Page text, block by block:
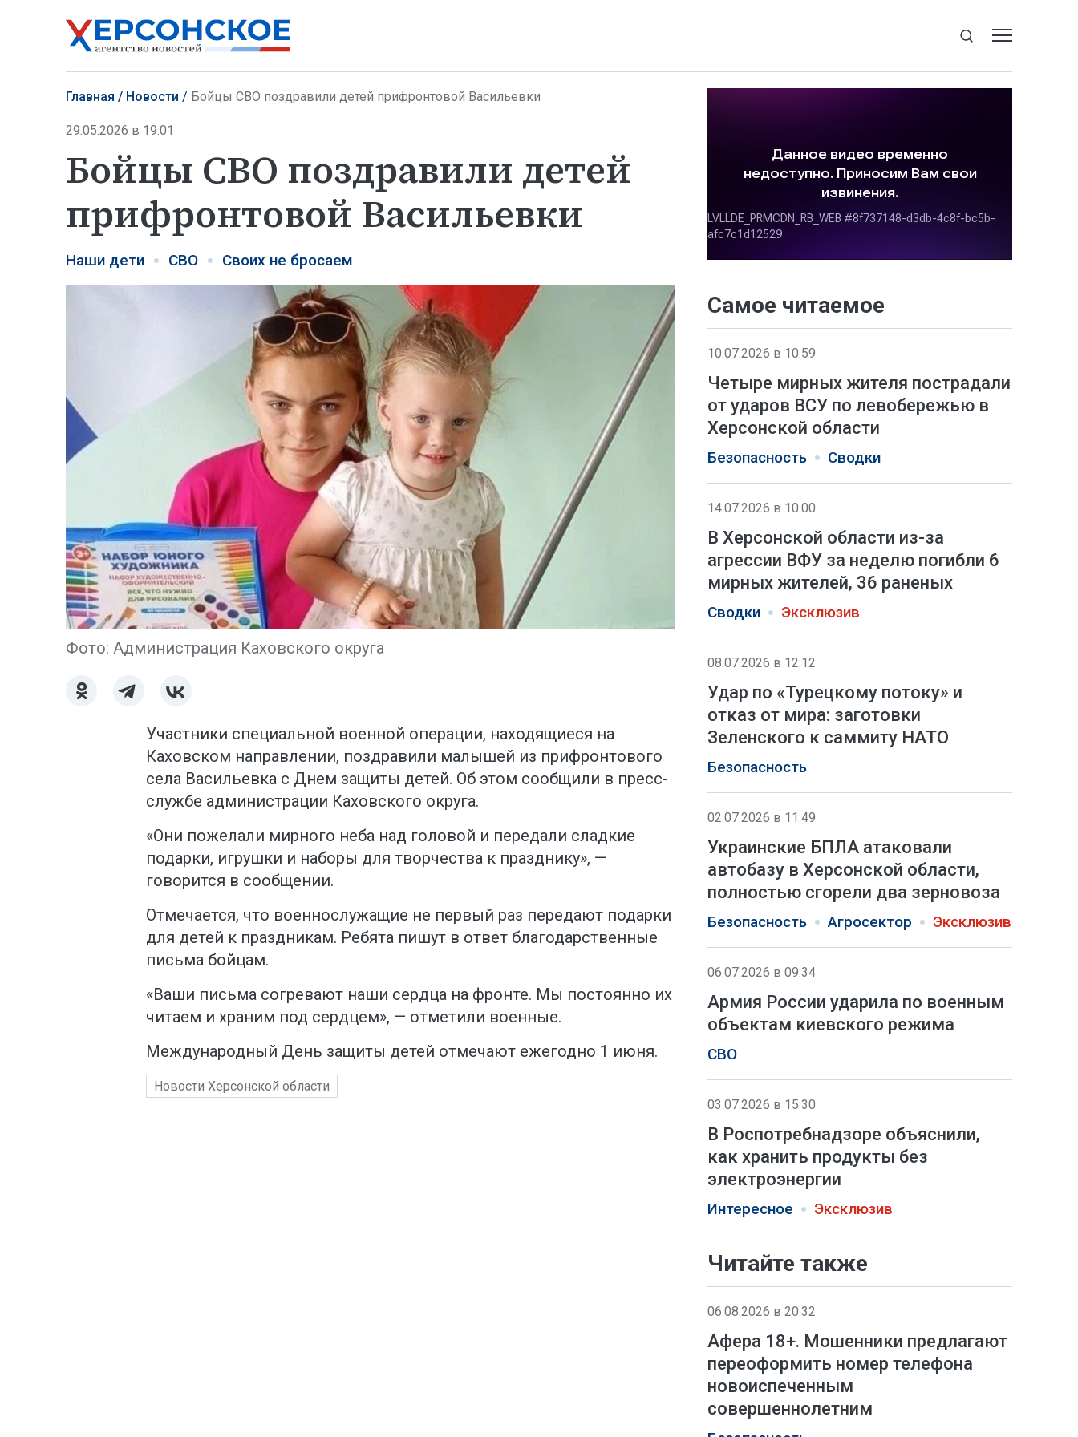
Главная Новости Бойцы СВО поздравили детей прифронтовой Васильевки
29.05.2026 в 19:01
Бойцы СВО поздравили детей
прифронтовой Васильевки
Наши дети СВО Своих не бросаем
Фото: Администрация Каховского округа
Участники специальной военной операции, находящиеся на
Каховском направлении, поздравили малышей из прифронтового
села Васильевка с Днем защиты детей. Об этом сообщили в пресс-
службе администрации Каховского округа.
«Они пожелали мирного неба над головой и передали сладкие
подарки, игрушки и наборы для творчества к празднику», —
говорится в сообщении.
Отмечается, что военнослужащие не первый раз передают подарки
для детей к праздникам. Ребята пишут в ответ благодарственные
письма бойцам.
«Ваши письма согревают наши сердца на фронте. Мы постоянно их
читаем и храним под сердцем», — отметили военные.
Международный День защиты детей отмечают ежегодно 1 июня.
Новости Херсонской области
Самое читаемое
10.07.2026 в 10:59
Четыре мирных жителя пострадали
от ударов ВСУ по левобережью в
Херсонской области
Безопасность Сводки
14.07.2026 в 10:00
В Херсонской области из-за
агрессии ВФУ за неделю погибли 6
мирных жителей, 36 раненых
Сводки Эксклюзив
08.07.2026 в 12:12
Удар по «Турецкому потоку» и
отказ от мира: заготовки
Зеленского к саммиту НАТО
Безопасность
02.07.2026 в 11:49
Украинские БПЛА атаковали
автобазу в Херсонской области,
полностью сгорели два зерновоза
Безопасность Агросектор Эксклюзив
06.07.2026 в 09:34
Армия России ударила по военным
объектам киевского режима
СВО
03.07.2026 в 15:30
В Роспотребнадзоре объяснили,
как хранить продукты без
электроэнергии
Интересное Эксклюзив
Читайте также
06.08.2026 в 20:32
Афера 18+. Мошенники предлагают
переоформить номер телефона
новоиспеченным
совершеннолетним